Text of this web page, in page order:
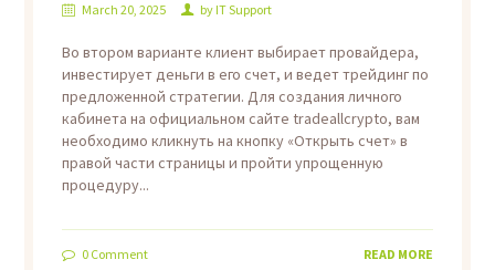
March 20, 2025 by IT Support
Во втором варианте клиент выбирает провайдера,
инвестирует деньги в его счет, и ведет трейдинг по
предложенной стратегии. Для создания личного
кабинета на официальном сайте tradeallcrypto, вам
необходимо кликнуть на кнопку «Открыть счет» в
правой части страницы и пройти упрощенную
процедуру...
0Comment READ MORE